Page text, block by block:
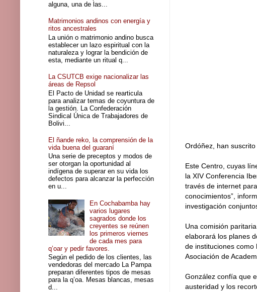
Ordóñez, han
Este Centro, cuyas
la XIV Conferencia
través de internet
conocimientos”,
investigación
Una comisión
elaborará los planes
de instituciones
Asociación de
González confía que
austeridad y los
alguna, una de las...
Matrimonios andinos con energía y
ritos ancestrales
La unión o matrimonio andino busca
establecer un lazo espiritual con la
naturaleza y lograr la bendición de
esta, mediante un ritual q...
La CSUTCB exige nacionalizar las
áreas de Repsol
El Pacto de Unidad se rearticula
para analizar temas de coyuntura de
la gestión. La Confederación
Sindical Única de Trabajadores de
Bolivi...
El ñande reko, la comprensión de la
vida buena del guaraní
Una serie de preceptos y modos de
ser otorgan la oportunidad al
indígena de superar en su vida los
defectos para alcanzar la perfección
en u...
En Cochabamba hay
varios lugares
sagrados donde los
creyentes se reúnen
los primeros viernes
de cada mes para
q’oar y pedir favores.
Según el pedido de los clientes, las
vendedoras del mercado La Pampa
preparan diferentes tipos de mesas
para la q’oa. Mesas blancas, mesas
d...